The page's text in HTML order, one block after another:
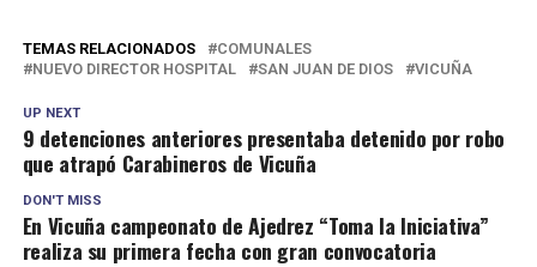
TEMAS RELACIONADOS
COMUNALES
NUEVO DIRECTOR HOSPITAL
SAN JUAN DE DIOS VICUÑA
UP NEXT
9 detenciones anteriores presentaba detenido por robo
que atrapó Carabineros de Vicuña
DON'T MISS
En Vicuña campeonato de Ajedrez “Toma la Iniciativa”
realiza su primera fecha con gran convocatoria